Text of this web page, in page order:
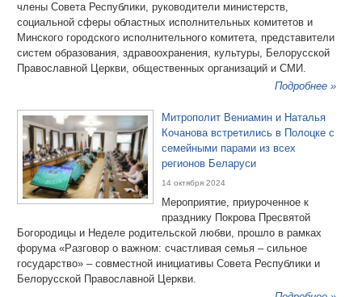
члены Совета Республики, руководители министерств,
социальной сферы областных исполнительных комитетов и
Минского городского исполнительного комитета, представители
систем образования, здравоохранения, культуры, Белорусской
Православной Церкви, общественных организаций и СМИ.
Подробнее »
Митрополит Вениамин и Наталья
Кочанова встретились в Полоцке с
семейными парами из всех
регионов Беларуси
14 октября 2024
Мероприятие, приуроченное к
празднику Покрова Пресвятой
Богородицы и Неделе родительской любви, прошло в рамках
форума «Разговор о важном: счастливая семья – сильное
государство» – совместной инициативы Совета Республики и
Белорусской Православной Церкви.